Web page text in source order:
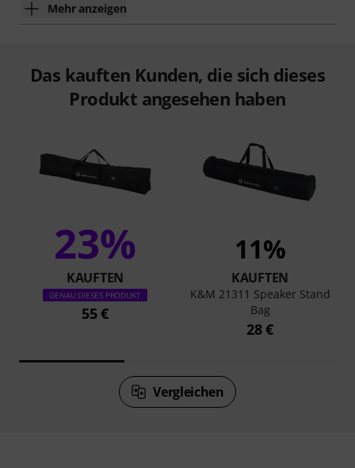
Mehr anzeigen
Das kauften Kunden, die sich dieses
Produkt angesehen haben
23%
KAUFTEN
GENAU DIESES PRODUKT
55 €
11%
KAUFTEN
K&M 21311 Speaker Stand
Bag
28 €
Vergleichen